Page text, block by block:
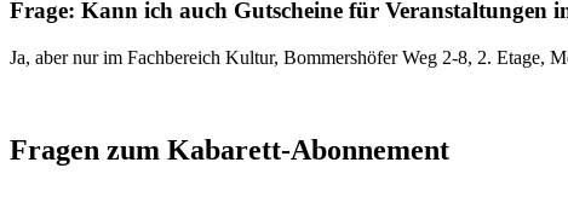
Frage: Kann ich auch Gutscheine für Veranstaltungen
Ja, aber nur im Fachbereich Kultur, Bommershöfer Weg 2-8, 2. Etage,
Fragen zum Kabarett-Abonnement